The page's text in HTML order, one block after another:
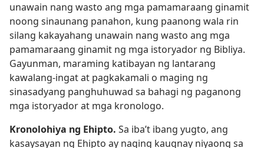
unawain nang wasto ang mga pamamaraang ginamit
noong sinaunang panahon, kung paanong wala rin
silang kakayahang unawain nang wasto ang mga
pamamaraang ginamit ng mga istoryador ng Bibliya.
Gayunman, maraming katibayan ng lantarang
kawalang-ingat at pagkakamali o maging ng
sinasadyang panghuhuwad sa bahagi ng paganong
mga istoryador at mga kronologo.
Kronolohiya ng Ehipto. Sa iba’t ibang yugto, ang
kasaysayan ng Ehipto ay naging kaugnay niyaong sa